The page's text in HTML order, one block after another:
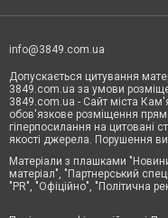
info@3849.com.ua
Допускається цитування
3849.com.ua за умови
3849.com.ua - Сайт міста
обов'язкове розміщення
гіперпосилання на цитовані
якості джерела. Порушення
Матеріали з плашками
матеріал", "Партнерський
"PR", "Офіційно", "Політична